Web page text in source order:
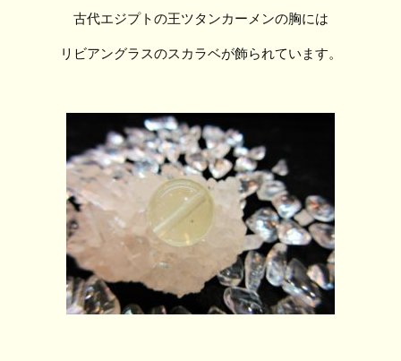
古代エジプトの王ツタンカーメンの胸には
リビアングラスのスカラベが飾られています。